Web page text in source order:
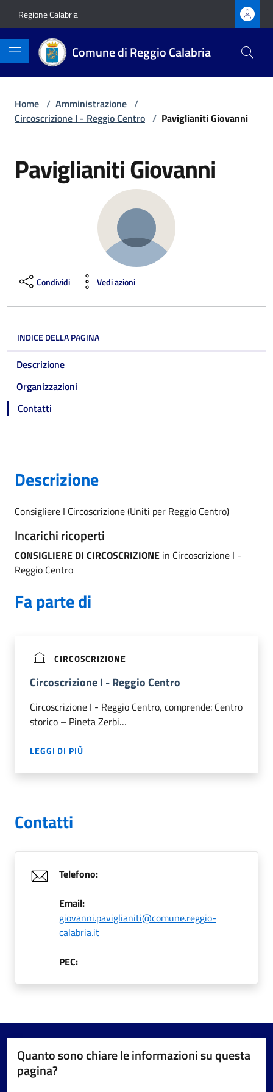
Regione Calabria
Comune di Reggio Calabria
Home / Amministrazione /
Circoscrizione I - Reggio Centro / Paviglianiti Giovanni
Paviglianiti Giovanni
Condividi Vedi azioni
INDICE DELLA PAGINA
Descrizione
Organizzazioni
Contatti
Descrizione
Consigliere I Circoscrizione (Uniti per Reggio Centro)
Incarichi ricoperti
CONSIGLIERE DI CIRCOSCRIZIONE in Circoscrizione I -
Reggio Centro
Fa parte di
CIRCOSCRIZIONE
Circoscrizione I - Reggio Centro
Circoscrizione I - Reggio Centro, comprende: Centro
storico – Pineta Zerbi…
LEGGI DI PIÙ
Contatti
Telefono:
Email:
giovanni.paviglianiti@comune.reggio-
calabria.it
PEC:
Quanto sono chiare le informazioni su questa
pagina?